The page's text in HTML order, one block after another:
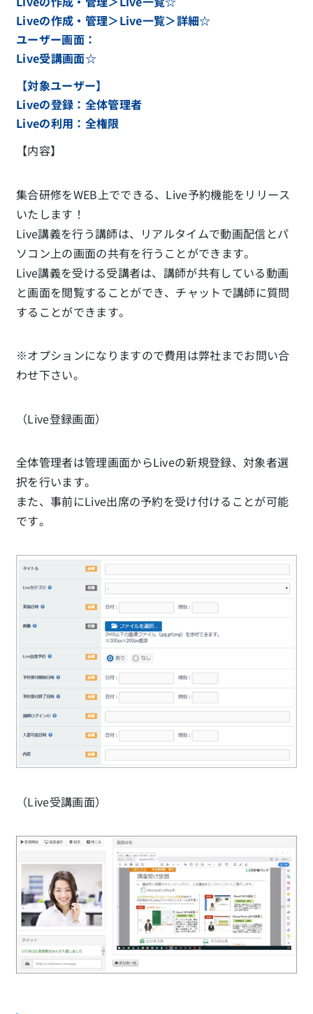
Liveの作成・管理＞Live一覧＞詳細☆
ユーザー画面：
Live受講画面☆
【対象ユーザー】
Liveの登録：全体管理者
Liveの利用：全権限
【内容】
集合研修をWEB上でできる、Live予約機能をリリース
いたします！
Live講義を行う講師は、リアルタイムで動画配信とパ
ソコン上の画面の共有を行うことができます。
Live講義を受ける受講者は、講師が共有している動画
と画面を閲覧することができ、チャットで講師に質問
することができます。
※オプションになりますので費用は弊社までお問い合
わせ下さい。
（Live登録画面）
全体管理者は管理画面からLiveの新規登録、対象者選
択を行います。
また、事前にLive出席の予約を受け付けることが可能
です。
（Live受講画面）